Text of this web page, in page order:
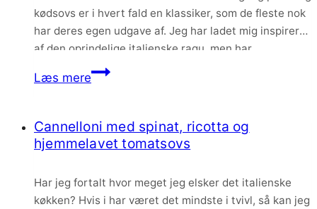
kødsovs er i hvert fald en klassiker, som de fleste nok
har deres egen udgave af. Jeg har ladet mig inspirere
af den oprindelige italienske ragu, men har
efterhånden lavet den så mange gange at den…
Læs mereRagu
–
italiensk
Cannelloni med spinat, ricotta og
hjemmelavet tomatsovs
Har jeg fortalt hvor meget jeg elsker det italienske
køkken? Hvis i har været det mindste i tvivl, så kan jeg